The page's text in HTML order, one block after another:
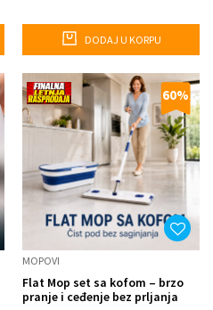
DODAJ U KORPU
60%
MOPOVI
Flat Mop set sa kofom – brzo
pranje i ceđenje bez prljanja